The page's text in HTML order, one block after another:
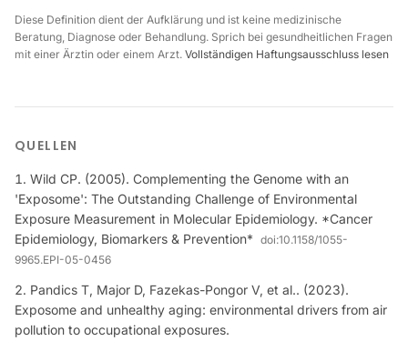
Diese Definition dient der Aufklärung und ist keine medizinische
Beratung, Diagnose oder Behandlung. Sprich bei gesundheitlichen Fragen
mit einer Ärztin oder einem Arzt. Vollständigen Haftungsausschluss lesen
QUELLEN
Wild CP. (2005). Complementing the Genome with an
'Exposome': The Outstanding Challenge of Environmental
Exposure Measurement in Molecular Epidemiology. *Cancer
Epidemiology, Biomarkers & Prevention* doi:10.1158/1055-
9965.EPI-05-0456
Pandics T, Major D, Fazekas-Pongor V, et al.. (2023).
Exposome and unhealthy aging: environmental drivers from air
pollution to occupational exposures.